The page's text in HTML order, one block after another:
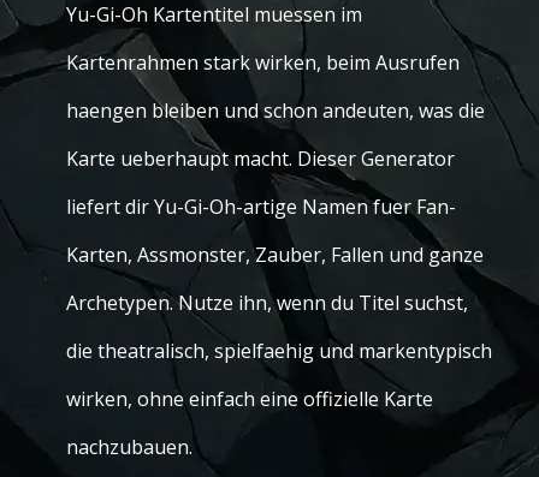
Yu-Gi-Oh Kartentitel muessen im
Kartenrahmen stark wirken, beim Ausrufen
haengen bleiben und schon andeuten, was die
Karte ueberhaupt macht. Dieser Generator
liefert dir Yu-Gi-Oh-artige Namen fuer Fan-
Karten, Assmonster, Zauber, Fallen und ganze
Archetypen. Nutze ihn, wenn du Titel suchst,
die theatralisch, spielfaehig und markentypisch
wirken, ohne einfach eine offizielle Karte
nachzubauen.